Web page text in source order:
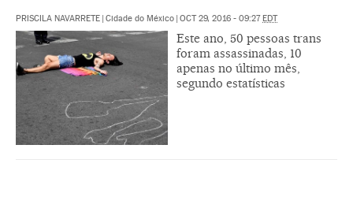
PRISCILA NAVARRETE Cidade do México OCT 29, 2016 - 09:27 EDT
Este ano, 50 pessoas trans
foram assassinadas, 10
apenas no último mês,
segundo estatísticas